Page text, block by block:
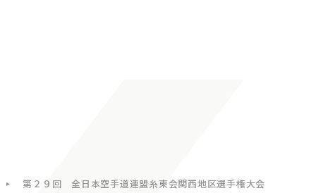
第２９回 全日本空手道連盟糸東会関西地区選手権大会